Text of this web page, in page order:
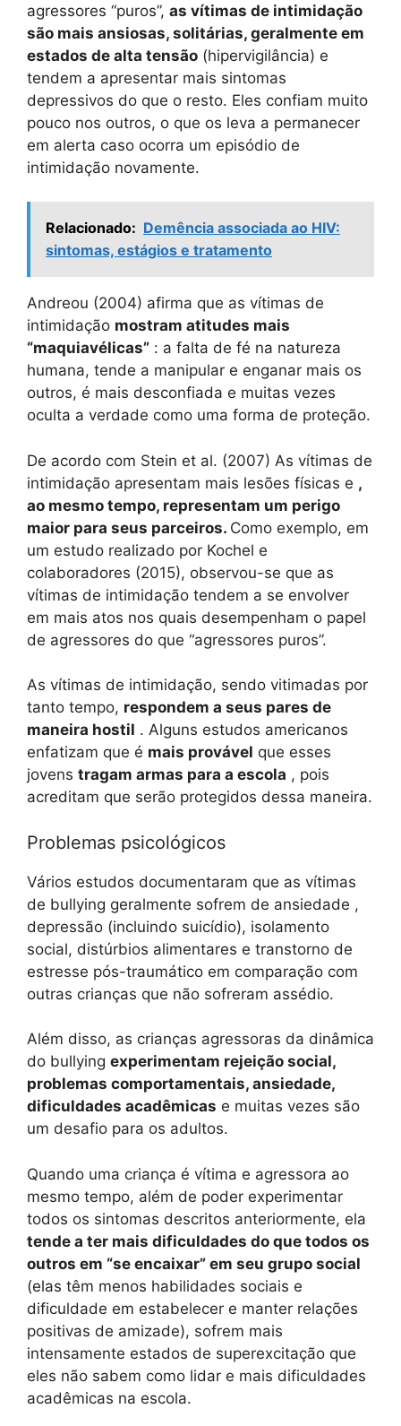
agressores “puros”, as vítimas de intimidação
são mais ansiosas, solitárias, geralmente em
estados de alta tensão (hipervigilância) e
tendem a apresentar mais sintomas
depressivos do que o resto. Eles confiam muito
pouco nos outros, o que os leva a permanecer
em alerta caso ocorra um episódio de
intimidação novamente.
Relacionado: Demência associada ao HIV:
sintomas, estágios e tratamento
Andreou (2004) afirma que as vítimas de
intimidação mostram atitudes mais
“maquiavélicas” : a falta de fé na natureza
humana, tende a manipular e enganar mais os
outros, é mais desconfiada e muitas vezes
oculta a verdade como uma forma de proteção.
De acordo com Stein et al. (2007) As vítimas de
intimidação apresentam mais lesões físicas e ,
ao mesmo tempo, representam um perigo
maior para seus parceiros. Como exemplo, em
um estudo realizado por Kochel e
colaboradores (2015), observou-se que as
vítimas de intimidação tendem a se envolver
em mais atos nos quais desempenham o papel
de agressores do que “agressores puros”.
As vítimas de intimidação, sendo vitimadas por
tanto tempo, respondem a seus pares de
maneira hostil . Alguns estudos americanos
enfatizam que é mais provável que esses
jovens tragam armas para a escola , pois
acreditam que serão protegidos dessa maneira.
Problemas psicológicos
Vários estudos documentaram que as vítimas
de bullying geralmente sofrem de ansiedade ,
depressão (incluindo suicídio), isolamento
social, distúrbios alimentares e transtorno de
estresse pós-traumático em comparação com
outras crianças que não sofreram assédio.
Além disso, as crianças agressoras da dinâmica
do bullying experimentam rejeição social,
problemas comportamentais, ansiedade,
dificuldades acadêmicas e muitas vezes são
um desafio para os adultos.
Quando uma criança é vítima e agressora ao
mesmo tempo, além de poder experimentar
todos os sintomas descritos anteriormente, ela
tende a ter mais dificuldades do que todos os
outros em “se encaixar” em seu grupo social
(elas têm menos habilidades sociais e
dificuldade em estabelecer e manter relações
positivas de amizade), sofrem mais
intensamente estados de superexcitação que
eles não sabem como lidar e mais dificuldades
acadêmicas na escola.